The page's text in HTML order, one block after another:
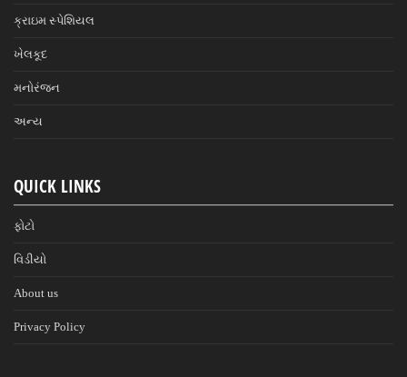
ક્રાઇમ સ્પેશિયલ
ખેલકૂદ
મનોરંજન
અન્ય
QUICK LINKS
ફોટો
વિડીયો
About us
Privacy Policy